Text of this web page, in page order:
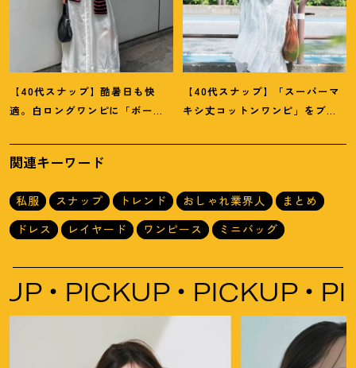
【40代スナップ】酷暑日も快
適。白ロングワンピに「ボー
美緒さん
【40代スナップ】「スーパーマ
キシ丈コットンワンピ」をブラ
さん
関連キーワード
私服 スナップ トレンド おしゃれ業界人
まとめ
ドレス
レイヤード ワンピース ミニバッグ
PICKUP PICKUP